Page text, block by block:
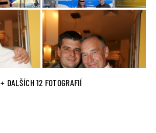
+ DALŠÍCH 12 FOTOGRAFIÍ